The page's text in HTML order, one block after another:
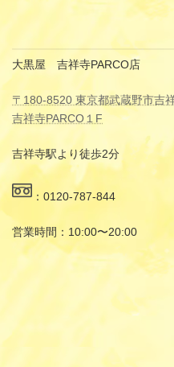
大黒屋 吉祥寺PARCO店
〒180-8520 東京都武蔵野市吉
吉祥寺PARCO１F
吉祥寺駅より徒歩2分
：0120-787-844
営業時間：10:00〜20:00